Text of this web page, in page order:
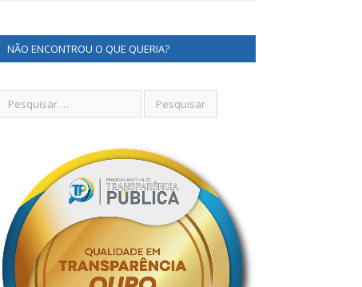
NÃO ENCONTROU O QUE QUERIA?